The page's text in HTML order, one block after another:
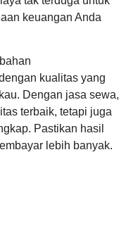
keuangan Anda
kualitas yang
Dengan jasa sewa,
terbaik, tetapi juga
Pastikan hasil
lebih banyak.